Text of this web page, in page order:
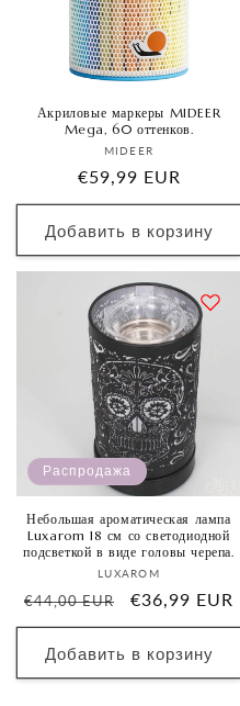
Акриловые маркеры MIDEER
Mega, 60 оттенков.
Продавец:
MIDEER
Обычная
цена
€59,99 EUR
Добавить в корзину
Распродажа
Небольшая ароматическая лампа
Luxarom 18 см со светодиодной
подсветкой в ​​виде головы черепа.
Продавец:
LUXAROM
Обычная
цена
€44,00 EUR
Цена
со
скидкой
€36,99 EUR
Добавить в корзину